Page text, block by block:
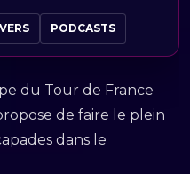
PODCASTS
du Tour de France
de faire le plein
dans le